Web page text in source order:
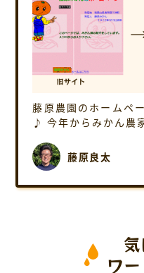
藤原農園のホームペ
♪ 今年からみかん農
からこそお伝えでき
識など、いろんな情
んの魅力をお伝えし
藤原良太
ワ